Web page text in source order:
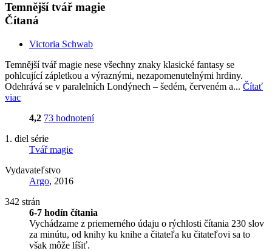
Temnější tvář magie
Čítaná
Victoria Schwab
Temnější tvář magie nese všechny znaky klasické fantasy se
pohlcující zápletkou a výraznými, nezapomenutelnými hrdiny.
Odehrává se v paralelních Londýnech – šedém, červeném a... Čítať
viac
4,2 73 hodnotení
1. diel série
Tvář magie
Vydavateľstvo
Argo, 2016
342 strán
6-7 hodín čítania
Vychádzame z priemerného údaju o rýchlosti čítania 230 slov
za minútu, od knihy ku knihe a čitateľa ku čitateľovi sa to
však môže líšiť.